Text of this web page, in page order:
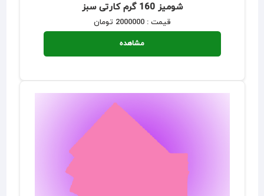
شومیز 160 گرم کارتی سبز
قیمت : 2000000 تومان
مشاهده